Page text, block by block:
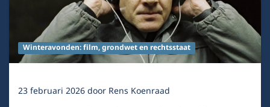
Winteravonden: film, grondwet en rechtsstaat
23 februari 2026door Rens Koenraad